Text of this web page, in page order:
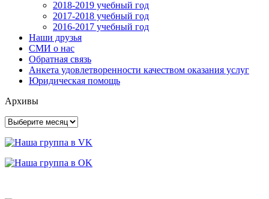
2018-2019 учебный год
2017-2018 учебный год
2016-2017 учебный год
Наши друзья
СМИ о нас
Обратная связь
Анкета удовлетворенности качеством оказания услуг
Юридическая помощь
Архивы
Архивы